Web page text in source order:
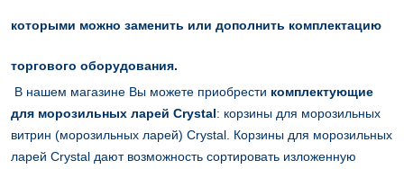
которыми можно заменить или дополнить комплектацию
торгового оборудования.
В нашем магазине Вы можете приобрести комплектующие
для морозильных ларей Crystal: корзины для морозильных
витрин (морозильных ларей) Crystal. Корзины для морозильных
ларей Crystal дают возможность сортировать изложенную